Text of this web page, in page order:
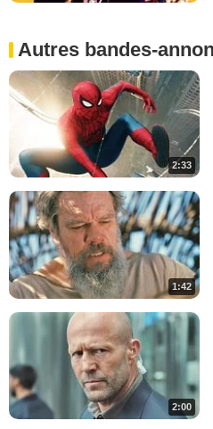
Autres bandes-
2:33
1:42
2:00